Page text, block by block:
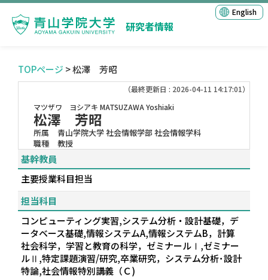
研究者情報
English
TOPページ > 松澤 芳昭
（最終更新日 : 2026-04-11 14:17:01）
マツザワ ヨシアキ MATSUZAWA Yoshiaki
松澤 芳昭
所属
青山学院大学 社会情報学部 社会情報学科
職種
教授
基幹教員
主要授業科目担当
担当科目
コンピューティング実習,システム分析・設計基礎，デ
ータベース基礎,情報システムA,情報システムB，計算
社会科学，学習と教育の科学，ゼミナールⅠ,ゼミナー
ルⅡ,特定課題演習/研究,卒業研究，システム分析･設計
特論,社会情報特別講義（Ｃ)